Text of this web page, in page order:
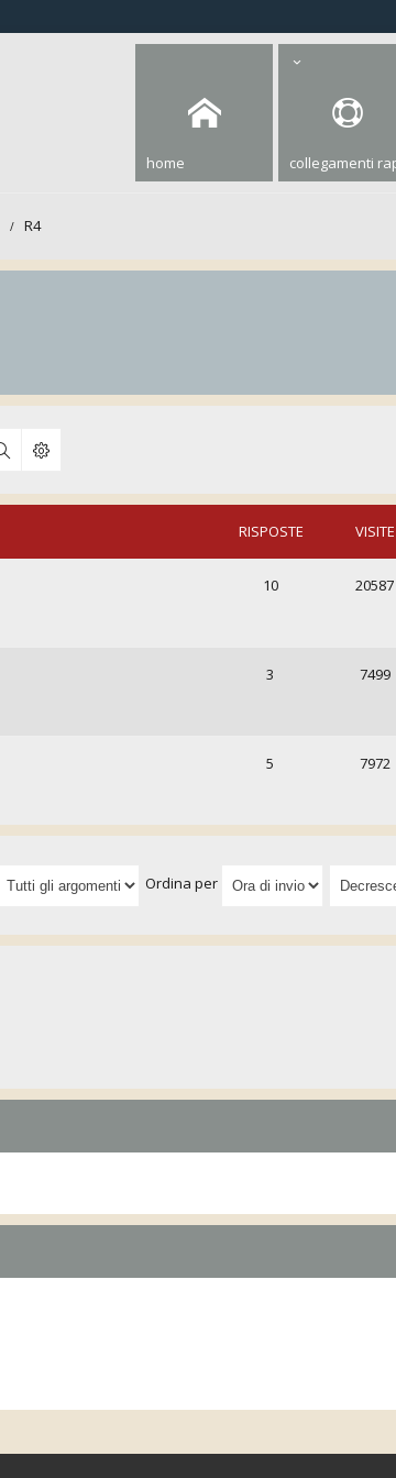
home collegamenti
R4
RISPOSTE VISITE
10 20587
3 7499
5 7972
Ordina per